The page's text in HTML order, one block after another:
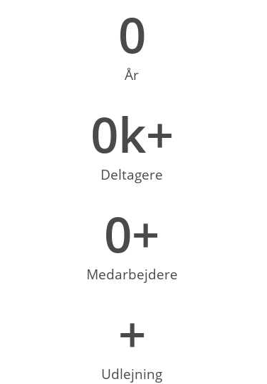
År
0
Deltagere
0k+
Medarbejdere
0+
Udlejning
+